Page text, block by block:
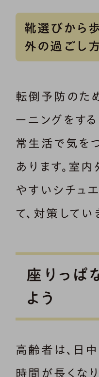
靴選びから
外の過ごし
転倒予防のた
ーニングをす
常生活で気を
あります。室
やすいシチュ
て、対策してい
座りっぱ
よう
高齢者は、日
時間が長くなり